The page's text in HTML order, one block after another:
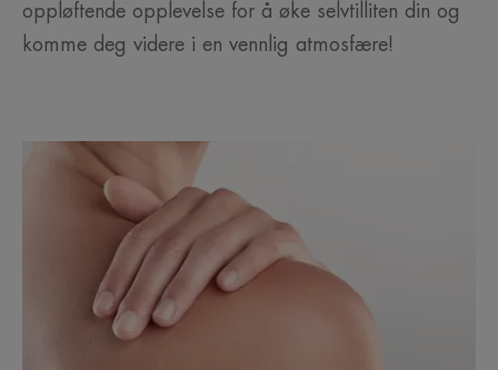
oppløftende opplevelse for å øke selvtilliten din og
komme deg videre i en vennlig atmosfære!